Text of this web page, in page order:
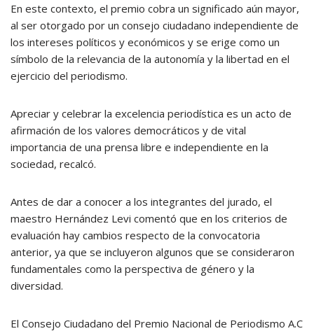
En este contexto, el premio cobra un significado aún mayor,
al ser otorgado por un consejo ciudadano independiente de
los intereses políticos y económicos y se erige como un
símbolo de la relevancia de la autonomía y la libertad en el
ejercicio del periodismo.
Apreciar y celebrar la excelencia periodística es un acto de
afirmación de los valores democráticos y de vital
importancia de una prensa libre e independiente en la
sociedad, recalcó.
Antes de dar a conocer a los integrantes del jurado, el
maestro Hernández Levi comentó que en los criterios de
evaluación hay cambios respecto de la convocatoria
anterior, ya que se incluyeron algunos que se consideraron
fundamentales como la perspectiva de género y la
diversidad.
El Consejo Ciudadano del Premio Nacional de Periodismo A.C